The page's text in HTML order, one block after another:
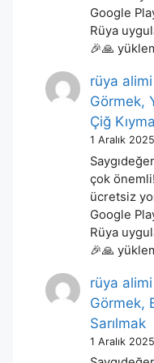
Google
Rüya
🎉🙏
rüya alimi
Görmek,
Çiğ
1 Aralık 2025
çok
ücretsiz
Google
Rüya
🎉🙏
rüya alimi
Görmek,
Sarılmak
1 Aralık 2025